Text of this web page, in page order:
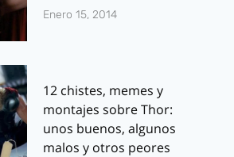
Enero 15, 2014
12 chistes, memes y
montajes sobre Thor:
unos buenos, algunos
malos y otros peores